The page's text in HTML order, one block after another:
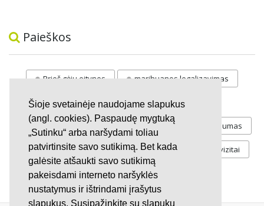
Šioje svetainėje naudojame slapukus
(angl. cookies). Paspaudę mygtuką
„Sutinku“ arba naršydami toliau
patvirtinsite savo sutikimą. Bet kada
galėsite atšaukti savo sutikimą
pakeisdami interneto naršyklės
nustatymus ir ištrindami įrašytus
slapukus. Susipažinkite su slapukų
Paieškos
Prieš gėju eitynes marihuanos legalizavimas
STOP vaiku atemimas
Pilnos moksleivių vasaros atostogos referendumas
Keliu jaunystės Valandos Rekvizitai
Investicijos